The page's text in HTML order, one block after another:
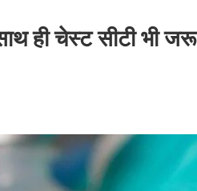
ही चेस्ट सीटी भी जरू